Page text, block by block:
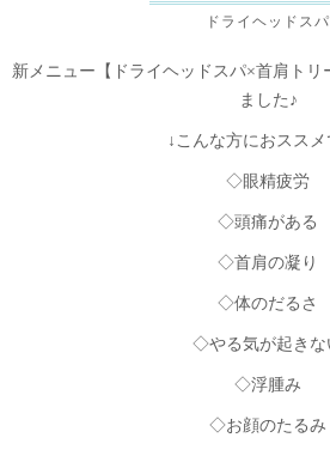
ドライヘッドスパ
新メニュー【ドライヘッドスパ×首肩トリ
ました♪
↓こんな方におススメ
◇眼精疲労
◇頭痛がある
◇首肩の凝り
◇体のだるさ
◇やる気が起きな
◇浮腫み
◇お顔のたるみ